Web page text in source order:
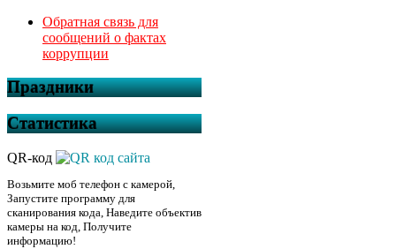
Обратная связь для
сообщений о фактах
коррупции
Праздники
Статистика
QR-код
Возьмите моб телефон с камерой,
Запустите программу для
сканирования кода, Наведите объектив
камеры на код, Получите
информацию!